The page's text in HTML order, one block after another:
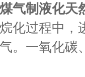
气制液化天
过程中，
。一氧化碳